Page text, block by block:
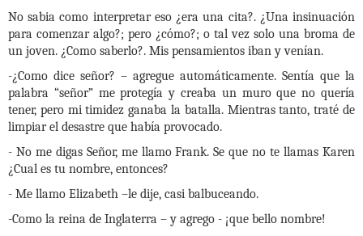
No sabia como interpretar eso ¿era una cita?. ¿Una insinuación
para comenzar algo?; pero ¿cómo?; o tal vez solo una broma de
un joven. ¿Como saberlo?. Mis pensamientos iban y venían.
-¿Como dice señor? – agregue automáticamente. Sentía que la
palabra “señor” me protegía y creaba un muro que no quería
tener, pero mi timidez ganaba la batalla. Mientras tanto, traté de
limpiar el desastre que había provocado.
- No me digas Señor, me llamo Frank. Se que no te llamas Karen
¿Cual es tu nombre, entonces?
- Me llamo Elizabeth –le dije, casi balbuceando.
-Como la reina de Inglaterra – y agrego - ¡que bello nombre!